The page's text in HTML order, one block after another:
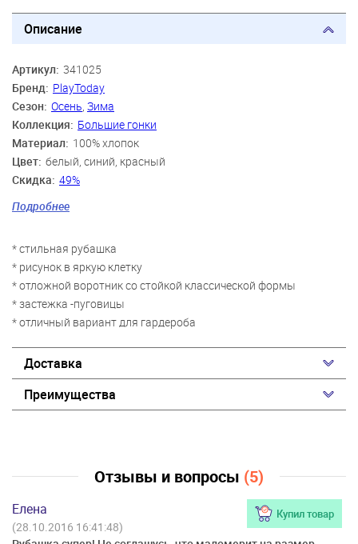
Описание
Артикул: 341025
Бренд: PlayToday
Сезон: Осень Зима
Коллекция: Большие гонки
Материал: 100% хлопок
Цвет: белый, синий, красный
Скидка: 49%
Возраст: 3 года, 4 года, 5 лет, 6 лет, 7 лет, 8 лет
Подробнее
* стильная рубашка
* рисунок в яркую клетку
* отложной воротник со стойкой классической формы
* застежка -пуговицы
* отличный вариант для гардероба
Доставка
Преимущества
Отзывы и вопросы (5)
Елена Купил товар
(28.10.2016 16:41:48)